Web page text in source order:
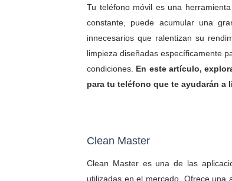
Tu teléfono móvil es una
constante, puede acumular una
innecesarios que ralentizan su
limpieza diseñadas específicamente
condiciones. En este artículo,
para tu teléfono que te ayudarán a
Clean Master
Clean Master es una de las
utilizadas en el mercado. Ofrece una